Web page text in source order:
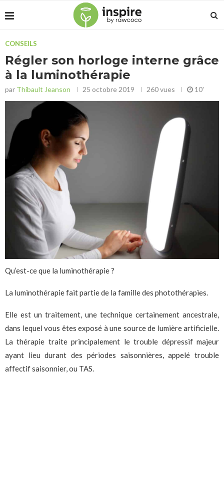
CONSEILS
Régler son horloge interne grâce
à la luminothérapie
par Thibault Jeanson 25 octobre 2019 260vues 10'
Qu’est-ce que la luminothérapie ?
La luminothérapie fait partie de la famille des photothérapies.
Elle est un traitement, une technique certainement ancestrale,
dans lequel vous êtes exposé à une source de lumière artificielle.
La thérapie traite principalement le trouble dépressif majeur
ayant lieu durant des périodes saisonnières, appelé trouble
affectif saisonnier, ou TAS.